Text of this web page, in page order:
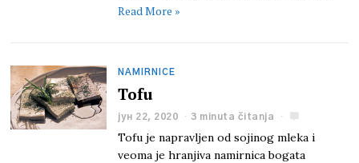
Read More »
NAMIRNICE
Tofu
јун 22, 2020 3 minuta čitanja
Tofu je napravljen od sojinog mleka i
veoma je hranjiva namirnica bogata